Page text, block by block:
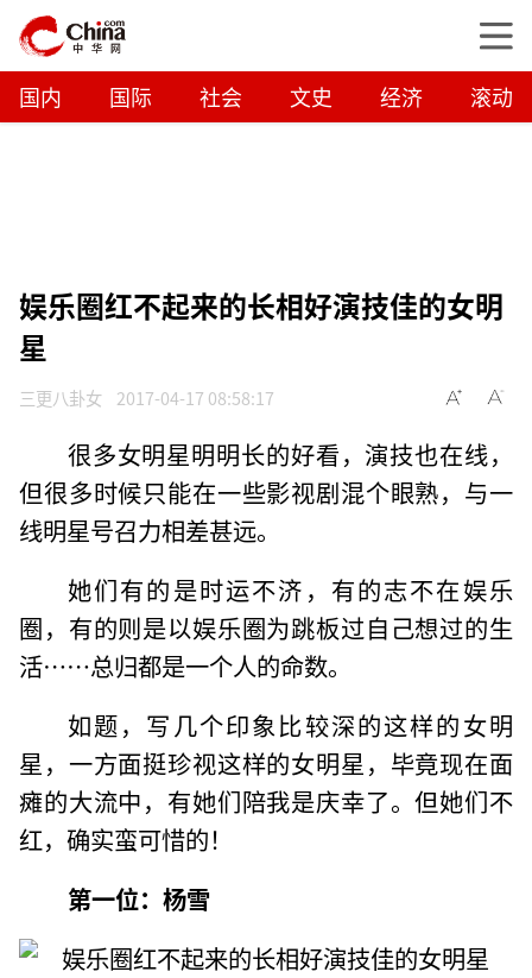
国内 国际 社会 文史 经济 滚动
娱乐圈红不起来的长相好演技佳的女明
星
三更八卦女 2017-04-17 08:58:17
很多女明星明明长的好看，演技也在线，
但很多时候只能在一些影视剧混个眼熟，与一
线明星号召力相差甚远。
她们有的是时运不济，有的志不在娱乐
圈，有的则是以娱乐圈为跳板过自己想过的生
活……总归都是一个人的命数。
如题，写几个印象比较深的这样的女明
星，一方面挺珍视这样的女明星，毕竟现在面
瘫的大流中，有她们陪我是庆幸了。但她们不
红，确实蛮可惜的！
第一位：杨雪